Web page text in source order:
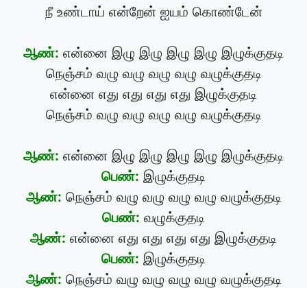
நீ உண்டாய் என்றேன் ஐயம் கொண்டேன்
ஆண்: என்னை இழு இழு இழு இழு இழுக்குதடி
நெஞ்சம் வழு வழு வழு வழு வழுக்குதடி
என்னை எது எது எது எது இழுக்குதடி
நெஞ்சம் வழு வழு வழு வழு வழுக்குதடி
ஆண்: என்னை இழு இழு இழு இழு இழுக்குதடி
பெண்: இழுக்குதடி
ஆண்: நெஞ்சம் வழு வழு வழு வழு வழுக்குதடி
பெண்: வழுக்குதடி
ஆண்: என்னை எது எது எது எது இழுக்குதடி
பெண்: இழுக்குதடி
ஆண்: நெஞ்சம் வழு வழு வழு வழு வழுக்குதடி